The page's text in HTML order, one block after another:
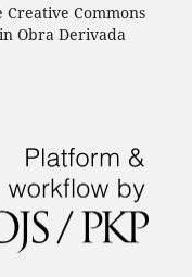
Commons
Obra Derivada